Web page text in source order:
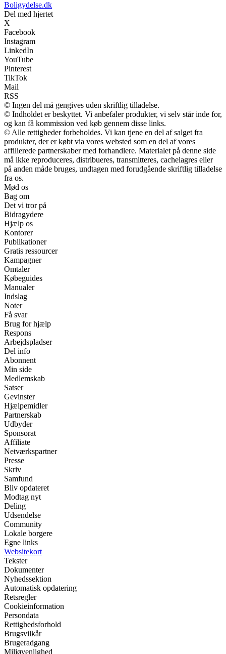
Boligydelse.dk
Del med hjertet
X
Facebook
Instagram
LinkedIn
YouTube
Pinterest
TikTok
Mail
RSS
© Ingen del må gengives uden skriftlig tilladelse.
© Indholdet er beskyttet. Vi anbefaler produkter, vi selv står inde for,
og kan få kommission ved køb gennem disse links.
© Alle rettigheder forbeholdes. Vi kan tjene en del af salget fra
produkter, der er købt via vores websted som en del af vores
affilierede partnerskaber med forhandlere. Materialet på denne side
må ikke reproduceres, distribueres, transmitteres, cachelagres eller
på anden måde bruges, undtagen med forudgående skriftlig tilladelse
fra os.
Mød os
Bag om
Det vi tror på
Bidragydere
Hjælp os
Kontorer
Publikationer
Gratis ressourcer
Kampagner
Omtaler
Købeguides
Manualer
Indslag
Noter
Få svar
Brug for hjælp
Respons
Arbejdspladser
Del info
Abonnent
Min side
Medlemskab
Satser
Gevinster
Hjælpemidler
Partnerskab
Udbyder
Sponsorat
Affiliate
Netværkspartner
Presse
Skriv
Samfund
Bliv opdateret
Modtag nyt
Deling
Udsendelse
Community
Lokale borgere
Egne links
Websitekort
Tekster
Dokumenter
Nyhedssektion
Automatisk opdatering
Retsregler
Cookieinformation
Persondata
Rettighedsforhold
Brugsvilkår
Brugeradgang
Miljøvenlighed